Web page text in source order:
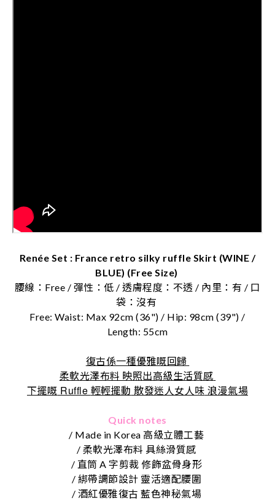
Renée Set : France retro silky ruffle Skirt (WINE /
BLUE) (Free Size)
腰線：Free / 彈性：低 / 透膚程度：不透 / 內里：有 / 口
袋：沒有
Free: Waist: Max 92cm (36") / Hip: 98cm (39") /
Length: 55cm
復古係一種優雅嘅回歸
柔軟光澤布料 映照出高級生活質感
下擺嘅 Ruffle 輕輕擺動 散發迷人女人味 浪漫氣場
Quick notes
/ Made in Korea 高級立體工藝
/ 柔軟光澤布料 具絲滑質感
/ 直筒 A 字剪裁 修飾盆骨身形
/ 綁帶調節設計 靈活適配腰圍
/ 酒紅優雅復古 藍色神秘氣場